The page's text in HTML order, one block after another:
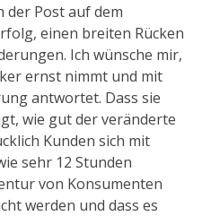
der Post auf dem
einen breiten Rücken
Ich wünsche mir,
ernst nimmt und mit
antwortet. Dass sie
wie gut der veränderte
Kunden sich mit
sehr 12 Stunden
von Konsumenten
werden und dass es